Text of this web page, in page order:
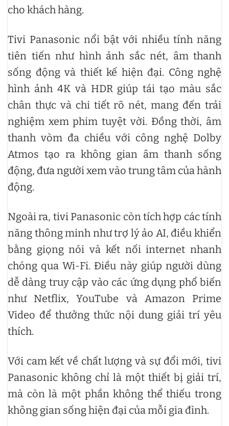
cho khách hàng.
Tivi Panasonic nổi bật với nhiều tính năng
tiên tiến như hình ảnh sắc nét, âm thanh
sống động và thiết kế hiện đại. Công nghệ
hình ảnh 4K và HDR giúp tái tạo màu sắc
chân thực và chi tiết rõ nét, mang đến trải
nghiệm xem phim tuyệt vời. Đồng thời, âm
thanh vòm đa chiều với công nghệ Dolby
Atmos tạo ra không gian âm thanh sống
động, đưa người xem vào trung tâm của hành
động.
Ngoài ra, tivi Panasonic còn tích hợp các tính
năng thông minh như trợ lý ảo AI, điều khiển
bằng giọng nói và kết nối internet nhanh
chóng qua Wi-Fi. Điều này giúp người dùng
dễ dàng truy cập vào các ứng dụng phổ biến
như Netflix, YouTube và Amazon Prime
Video để thưởng thức nội dung giải trí yêu
thích.
Với cam kết về chất lượng và sự đổi mới, tivi
Panasonic không chỉ là một thiết bị giải trí,
mà còn là một phần không thể thiếu trong
không gian sống hiện đại của mỗi gia đình.